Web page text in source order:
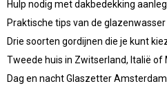
Hulp nodig met dakbedekking
Praktische tips van de glazenwasser
Drie soorten gordijnen die je kunt
Tweede huis in Zwitserland, Italië of
Dag en nacht Glaszetter Amsterdam